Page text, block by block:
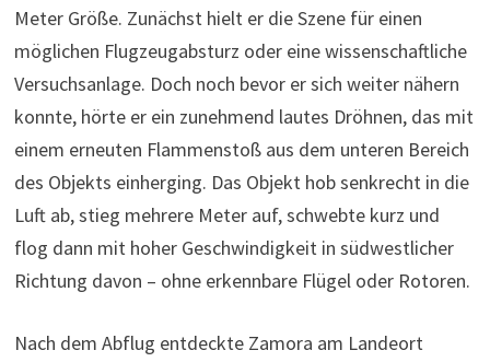
Meter Größe. Zunächst hielt er die Szene für einen
möglichen Flugzeugabsturz oder eine wissenschaftliche
Versuchsanlage. Doch noch bevor er sich weiter nähern
konnte, hörte er ein zunehmend lautes Dröhnen, das mit
einem erneuten Flammenstoß aus dem unteren Bereich
des Objekts einherging. Das Objekt hob senkrecht in die
Luft ab, stieg mehrere Meter auf, schwebte kurz und
flog dann mit hoher Geschwindigkeit in südwestlicher
Richtung davon – ohne erkennbare Flügel oder Rotoren.
Nach dem Abflug entdeckte Zamora am Landeort